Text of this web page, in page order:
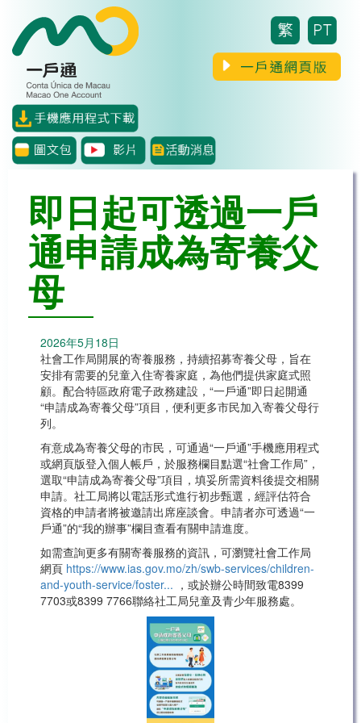
Skip to main content
即日起可透過一戶
通申請成為寄養父
母
2026年5月18日
社會工作局開展的寄養服務，持續招募寄養父母，旨在
安排有需要的兒童入住寄養家庭，為他們提供家庭式照
顧。配合特區政府電子政務建設，“一戶通”即日起開通
“申請成為寄養父母”項目，便利更多市民加入寄養父母行
列。
有意成為寄養父母的市民，可通過“一戶通”手機應用程式
或網頁版登入個人帳戶，於服務欄目點選“社會工作局”，
選取“申請成為寄養父母”項目，填妥所需資料後提交相關
申請。社工局將以電話形式進行初步甄選，經評估符合
資格的申請者將被邀請出席座談會。申請者亦可透過“一
戶通”的“我的辦事”欄目查看有關申請進度。
如需查詢更多有關寄養服務的資訊，可瀏覽社會工作局
網頁 https://www.ias.gov.mo/zh/swb-services/children-
and-youth-service/foster... ，或於辦公時間致電8399
7703或8399 7766聯絡社工局兒童及青少年服務處。